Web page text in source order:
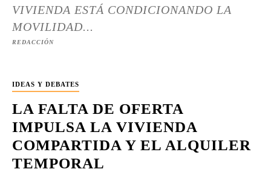
VIVIENDA ESTÁ CONDICIONANDO LA
MOVILIDAD...
REDACCIÓN
IDEAS Y DEBATES
LA FALTA DE OFERTA
IMPULSA LA VIVIENDA
COMPARTIDA Y EL ALQUILER
TEMPORAL